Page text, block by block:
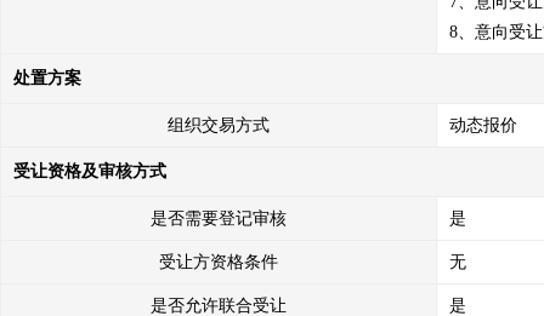
8、意向受
处置方案
组织交易方式 动态报价
受让资格及审核方式
是否需要登记审核 是
受让方资格条件 无
是否允许联合受让 是